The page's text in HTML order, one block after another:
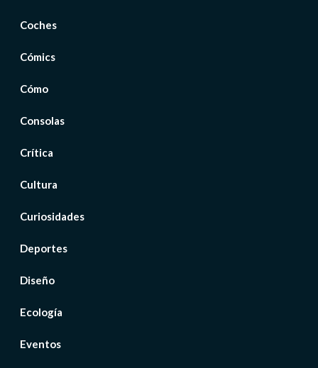
Coches
Cómics
Cómo
Consolas
Crítica
Cultura
Curiosidades
Deportes
Diseño
Ecología
Eventos